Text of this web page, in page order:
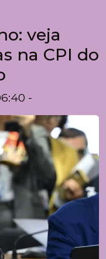
veja
na CPI do
-